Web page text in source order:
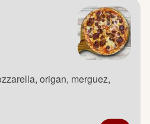
origan, merguez,